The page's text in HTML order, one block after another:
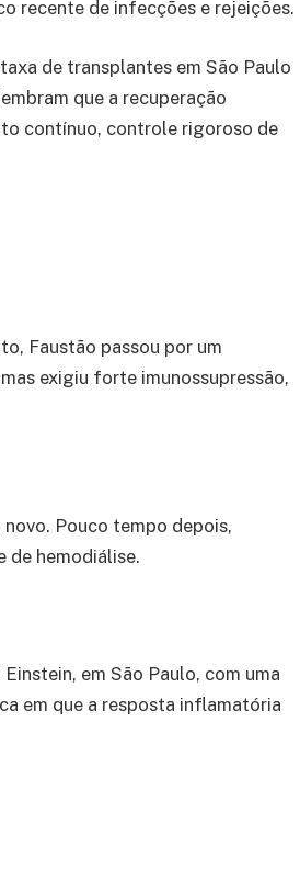
recente de infecções e rejeições.
de transplantes em São Paulo
que a recuperação
contínuo, controle rigoroso de
Faustão passou por um
exigiu forte imunossupressão,
Pouco tempo depois,
de hemodiálise.
em São Paulo, com uma
em que a resposta inflamatória